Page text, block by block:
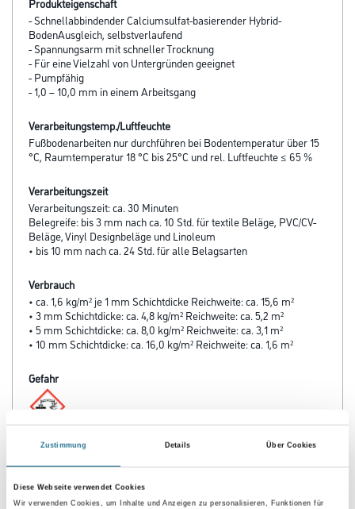
Zustimmung Details Über Cookies
Diese Webseite verwendet Cookies
Wir verwenden Cookies, um Inhalte und Anzeigen zu personalisieren, Funktionen für
- Schnellabbindender Calciumsulfat-basierender Hybrid-
BodenAusgleich, selbstverlaufend
- Spannungsarm mit schneller Trocknung
- Für eine Vielzahl von Untergründen geeignet
- Pumpfähig
- 1,0 – 10,0 mm in einem Arbeitsgang
Verarbeitungstemp./Luftfeuchte
Fußbodenarbeiten nur durchführen bei Bodentemperatur über 15
°C, Raumtemperatur 18 °C bis 25°C und rel. Luftfeuchte ≤ 65 %
Verarbeitungszeit
Verarbeitungszeit: ca. 30 Minuten
Belegreife: bis 3 mm nach ca. 10 Std. für textile Beläge, PVC/CV-
Beläge, Vinyl Designbeläge und Linoleum
• bis 10 mm nach ca. 24 Std. für alle Belagsarten
Verbrauch
• ca. 1,6 kg/m² je 1 mm Schichtdicke Reichweite: ca. 15,6 m²
• 3 mm Schichtdicke: ca. 4,8 kg/m² Reichweite: ca. 5,2 m²
• 5 mm Schichtdicke: ca. 8,0 kg/m² Reichweite: ca. 3,1 m²
• 10 mm Schichtdicke: ca. 16,0 kg/m² Reichweite: ca. 1,6 m²
Gefahr
ZUSATZINFOS